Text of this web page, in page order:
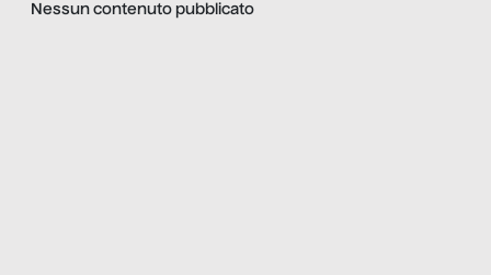
Nessun contenuto pubblicato